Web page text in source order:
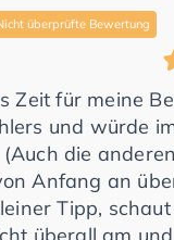
überprüfte Bewertung
Zeit für meine
und würde
die
Anfang an
Tipp,